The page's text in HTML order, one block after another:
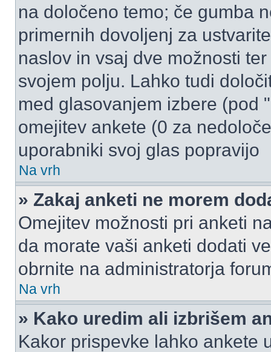
na določeno temo; če gumba
primernih dovoljenj za
naslov in vsaj dve možnosti
svojem polju. Lahko tudi
med glasovanjem izbere (pod
omejitev ankete (0 za
uporabniki svoj glas popravijo
Na vrh
» Zakaj anketi ne morem
Omejitev možnosti pri anketi
da morate vaši anketi dodati
obrnite na administratorja
Na vrh
» Kako uredim ali izbrišem
Kakor prispevke lahko ankete